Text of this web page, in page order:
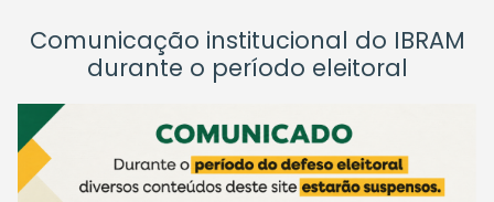
Comunicação institucional do IBRAM
durante o período eleitoral